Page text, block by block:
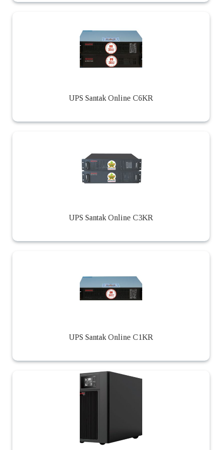
UPS Santak Online C6KR
UPS Santak Online C3KR
UPS Santak Online C1KR